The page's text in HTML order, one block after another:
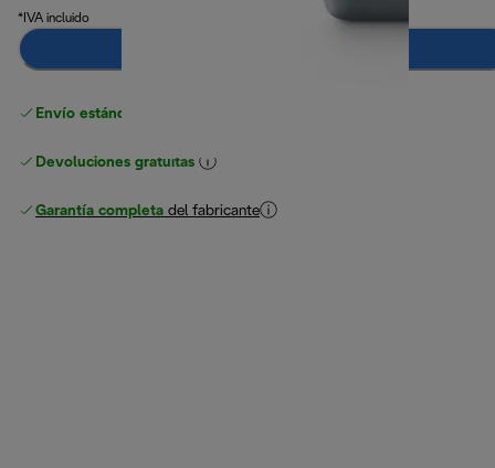
*IVA incluido
Envío estándar gratuito
Devoluciones gratuitas
Garantía completa del fabricante